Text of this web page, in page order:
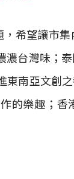
希望讓市
台灣味；
南亞文創
的樂趣；香